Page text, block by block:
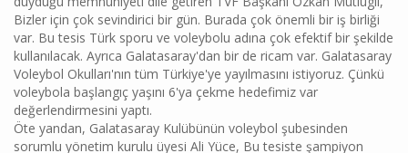
Bizler için çok sevindirici bir gün. Burada çok önemli bir iş birliği
var. Bu tesis Türk sporu ve voleybolu adına çok efektif bir şekilde
kullanılacak. Ayrıca Galatasaray'dan bir de ricam var. Galatasaray
Voleybol Okulları'nın tüm Türkiye'ye yayılmasını istiyoruz. Çünkü
voleybola başlangıç yaşını 6'ya çekme hedefimiz var
değerlendirmesini yaptı.
Öte yandan, Galatasaray Kulübünün voleybol şubesinden
sorumlu yönetim kurulu üyesi Ali Yüce, Bu tesiste şampiyon